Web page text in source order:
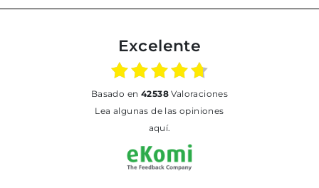
Excelente
basado en 42538Valoraciones
Lea algunas de las opiniones
aquí.